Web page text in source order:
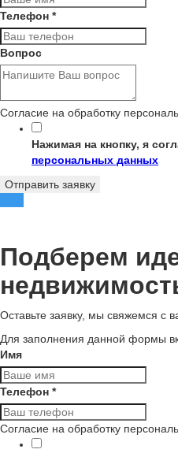
Телефон *
Вопрос
Согласие на обработку
Нажимая на кнопку, я
персональных данных
Отправить заявку
Подберем
Оставьте заявку, мы свяжемся с
Для заполнения данной формы
Имя
Телефон *
Согласие на обработку